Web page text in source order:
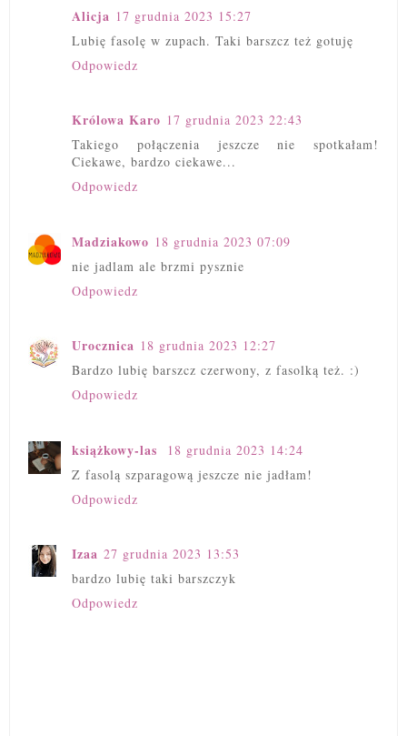
Alicja 17 grudnia 2023 15:27
Lubię fasolę w zupach. Taki barszcz też gotuję
Odpowiedz
Królowa Karo 17 grudnia 2023 22:43
Takiego połączenia jeszcze nie spotkałam!
Ciekawe, bardzo ciekawe...
Odpowiedz
Madziakowo 18 grudnia 2023 07:09
nie jadlam ale brzmi pysznie
Odpowiedz
Urocznica 18 grudnia 2023 12:27
Bardzo lubię barszcz czerwony, z fasolką też. :)
Odpowiedz
książkowy-las
18 grudnia 2023 14:24
Z fasolą szparagową jeszcze nie jadłam!
Odpowiedz
Izaa 27 grudnia 2023 13:53
bardzo lubię taki barszczyk
Odpowiedz